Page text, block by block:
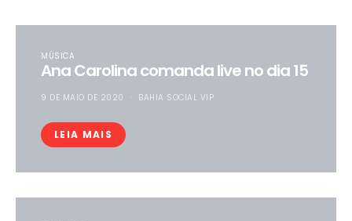
MÚSICA
Ana Carolina comanda live no dia 15
9 DE MAIO DE 2020 BAHIA SOCIAL VIP
LEIA MAIS